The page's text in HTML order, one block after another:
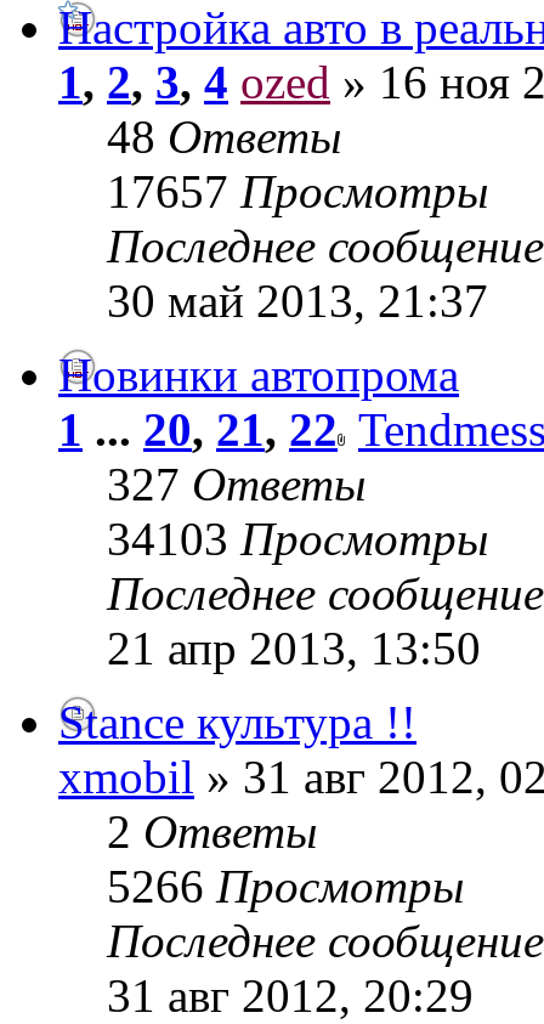
Настройка авто в
1, 2, 3, 4 ozed » 16 ноя
48 Ответы
17657 Просмотры
Последнее
30 май 2013, 21:37
Новинки автопрома
1 ... 20, 21, 22
327 Ответы
34103 Просмотры
Последнее
21 апр 2013, 13:50
Stance культура !!
xmobil » 31 авг 2012,
2 Ответы
5266 Просмотры
Последнее
31 авг 2012, 20:29